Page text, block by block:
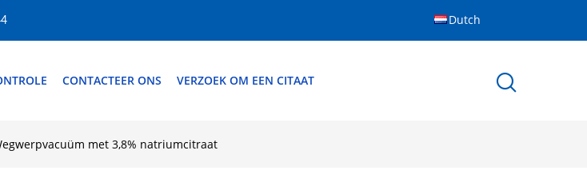
Dutch
CONTACTEER ONS VERZOEK OM EEN CITAAT
met 3,8% natriumcitraat